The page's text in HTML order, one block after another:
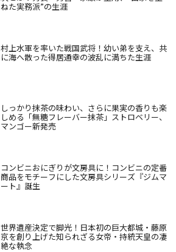
ねた実務派”の生涯
村上水軍を率いた戦国武将！幼い弟を支え、共
に海へ散った得居通幸の波乱に満ちた生涯
しっかり抹茶の味わい、さらに果実の香りも楽
しめる「無糖フレーバー抹茶」ストロベリー、
マンゴー新発売
コンビニおにぎりが文房具に！コンビニの定番
商品をモチーフにした文房具シリーズ『ジムマ
ート』誕生
世界遺産決定で脚光！日本初の巨大都城・藤原
京を創り上げた知られざる女帝・持統天皇の凄
絶な執念